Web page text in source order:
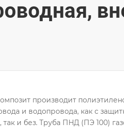
производит
и водопровода, как с
и без. Труба ПНД (ПЭ 100)